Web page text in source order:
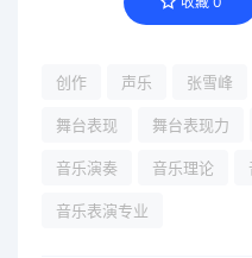
创作 声乐 张雪峰
舞台表现 舞台表现力
音乐演奏 音乐理论
音乐表演专业